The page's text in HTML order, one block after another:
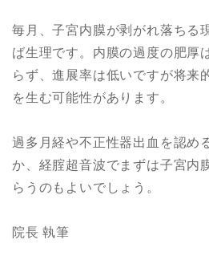
毎月、子宮内膜が剥がれ落ちる
ば生理です。内膜の過度の肥厚
らず、進展率は低いですが将来
を生む可能性があります。
過多月経や不正性器出血を認め
か、経腟超音波でまずは子宮内
らうのもよいでしょう。
院長 執筆